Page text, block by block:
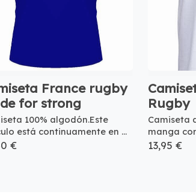
France rugby
for strong
100% algodón.Este
está continuamente en ...
€
Rugby
Camiseta
manga
13,95 €